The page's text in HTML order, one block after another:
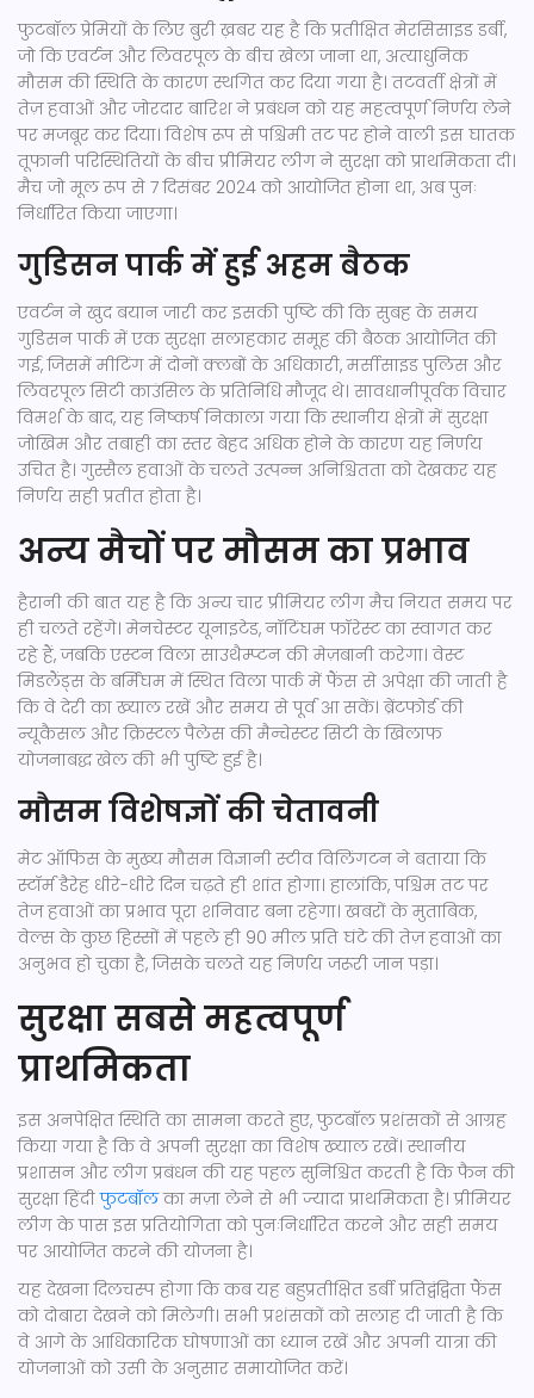
फुटबॉल प्रेमियों के लिए बुरी ख़बर यह है कि प्रतीक्षित मेरसिसाइड डर्बी,
जो कि एवर्टन और लिवरपूल के बीच खेला जाना था, अत्याधुनिक
मौसम की स्थिति के कारण स्थगित कर दिया गया है। तटवर्ती क्षेत्रों में
तेज़ हवाओं और जोरदार बारिश ने प्रबंधन को यह महत्वपूर्ण निर्णय लेने
पर मजबूर कर दिया। विशेष रूप से पश्चिमी तट पर होने वाली इस घातक
तूफानी परिस्थितियों के बीच प्रीमियर लीग ने सुरक्षा को प्राथमिकता दी।
मैच जो मूल रूप से 7 दिसंबर 2024 को आयोजित होना था, अब पुनः
निर्धारित किया जाएगा।
गुडिसन पार्क में हुई अहम बैठक
एवर्टन ने खुद बयान जारी कर इसकी पुष्टि की कि सुबह के समय
गुडिसन पार्क में एक सुरक्षा सलाहकार समूह की बैठक आयोजित की
गई, जिसमें मीटिंग में दोनों क्लबों के अधिकारी, मर्सीसाइड पुलिस और
लिवरपूल सिटी काउंसिल के प्रतिनिधि मौजूद थे। सावधानीपूर्वक विचार
विमर्श के बाद, यह निष्कर्ष निकाला गया कि स्थानीय क्षेत्रों में सुरक्षा
जोखिम और तबाही का स्तर बेहद अधिक होने के कारण यह निर्णय
उचित है। गुस्सैल हवाओं के चलते उत्पन्न अनिश्चितता को देखकर यह
निर्णय सही प्रतीत होता है।
अन्य मैचों पर मौसम का प्रभाव
हैरानी की बात यह है कि अन्य चार प्रीमियर लीग मैच नियत समय पर
ही चलते रहेंगे। मेनचेस्टर यूनाइटेड, नॉटिंघम फॉरेस्ट का स्वागत कर
रहे हैं, जबकि एस्टन विला साउथैम्प्टन की मेज़बानी करेगा। वेस्ट
मिडलैंड्स के बर्मिंघम में स्थित विला पार्क में फैंस से अपेक्षा की जाती है
कि वे देरी का ख्याल रखें और समय से पूर्व आ सकें। ब्रेंटफोर्ड की
न्यूकैसल और क्रिस्टल पैलेस की मैन्चेस्टर सिटी के खिलाफ
योजनाबद्ध खेल की भी पुष्टि हुई है।
मौसम विशेषज्ञों की चेतावनी
मेट ऑफिस के मुख्य मौसम विज्ञानी स्टीव विलिंगटन ने बताया कि
स्टॉर्म डैरेह धीरे-धीरे दिन चढ़ते ही शांत होगा। हालांकि, पश्चिम तट पर
तेज हवाओं का प्रभाव पूरा शनिवार बना रहेगा। खबरों के मुताबिक,
वेल्स के कुछ हिस्सों में पहले ही 90 मील प्रति घंटे की तेज़ हवाओं का
अनुभव हो चुका है, जिसके चलते यह निर्णय जरूरी जान पड़ा।
सुरक्षा सबसे महत्वपूर्ण
प्राथमिकता
इस अनपेक्षित स्थिति का सामना करते हुए, फुटबॉल प्रशंसकों से आग्रह
किया गया है कि वे अपनी सुरक्षा का विशेष ख्याल रखें। स्थानीय
प्रशासन और लीग प्रबंधन की यह पहल सुनिश्चित करती है कि फैन की
सुरक्षा हिंदीफुटबॉलका मज़ा लेने से भी ज्यादा प्राथमिकता है। प्रीमियर
लीग के पास इस प्रतियोगिता को पुनःनिर्धारित करने और सही समय
पर आयोजित करने की योजना है।
यह देखना दिलचस्प होगा कि कब यह बहुप्रतीक्षित डर्बी प्रतिद्वंद्विता फैंस
को दोबारा देखने को मिलेगी। सभी प्रशंसकों को सलाह दी जाती है कि
वे आगे के आधिकारिक घोषणाओं का ध्यान रखें और अपनी यात्रा की
योजनाओं को उसी के अनुसार समायोजित करें।